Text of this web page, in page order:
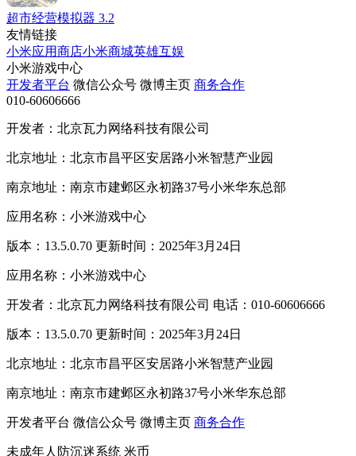
超市经营模拟器 3.2
友情链接
小米应用商店小米商城英雄互娱
小米游戏中心
开发者平台 微信公众号 微博主页 商务合作
010-60606666
开发者：北京瓦力网络科技有限公司
北京地址：北京市昌平区安居路小米智慧产业园
南京地址：南京市建邺区永初路37号小米华东总部
应用名称：小米游戏中心
版本：13.5.0.70 更新时间：2025年3月24日
应用名称：小米游戏中心
开发者：北京瓦力网络科技有限公司 电话：010-60606666
版本：13.5.0.70 更新时间：2025年3月24日
北京地址：北京市昌平区安居路小米智慧产业园
南京地址：南京市建邺区永初路37号小米华东总部
开发者平台 微信公众号 微博主页 商务合作
未成年人防沉迷系统 米币